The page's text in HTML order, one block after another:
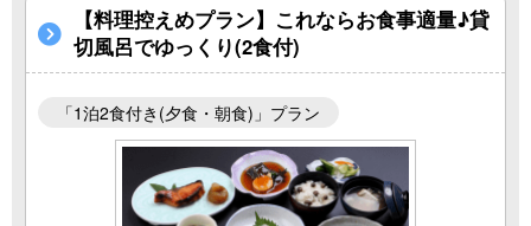
【料理控えめプラン】これならお食事適量♪貸
切風呂でゆっくり(2食付)
「1泊2食付き(夕食・朝食)」プラン